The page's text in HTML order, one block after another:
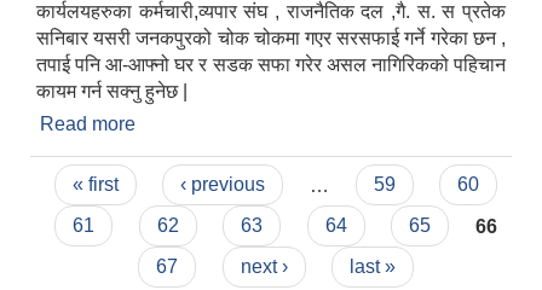
कार्यलयहरुका कर्मचारी,व्यपार संघ , राजनैतिक दल ,गै. स. स प्रतेक
सनिबार यसरी जनकपुरको चोक चोकमा गएर सरसफाई गर्ने गरेका छन ,
तपाई पनि आ-आफ्नो घर र सडक सफा गरेर असल नागिरिकको पहिचान
कायम गर्न सक्नु हुनेछ |
Read more
Pages
« first ‹ previous 59
60
61
62 63 64 65
66
67
next › last »